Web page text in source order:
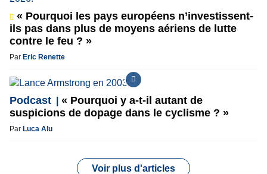
« Pourquoi les pays européens n’investissent-
ils pas dans plus de moyens aériens de lutte
contre le feu ? »
Par Eric Renette
Podcast
« Pourquoi y a-t-il autant de
suspicions de dopage dans le cyclisme ? »
Par Luca Alu
Voir plus d'articles